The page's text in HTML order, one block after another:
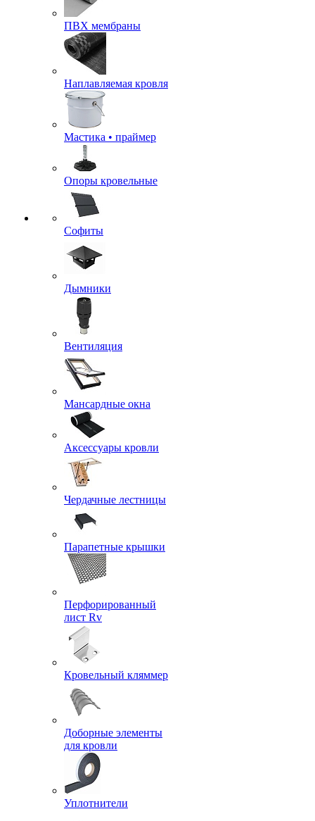
ПВХ мембраны
Наплавляемая кровля
Мастика • праймер
Опоры кровельные
Софиты
Дымники
Вентиляция
Мансардные окна
Аксессуары кровли
Чердачные лестницы
Парапетные крышки
Перфорированный
лист Rv
Кровельный кляммер
Доборные элементы
для кровли
Уплотнители